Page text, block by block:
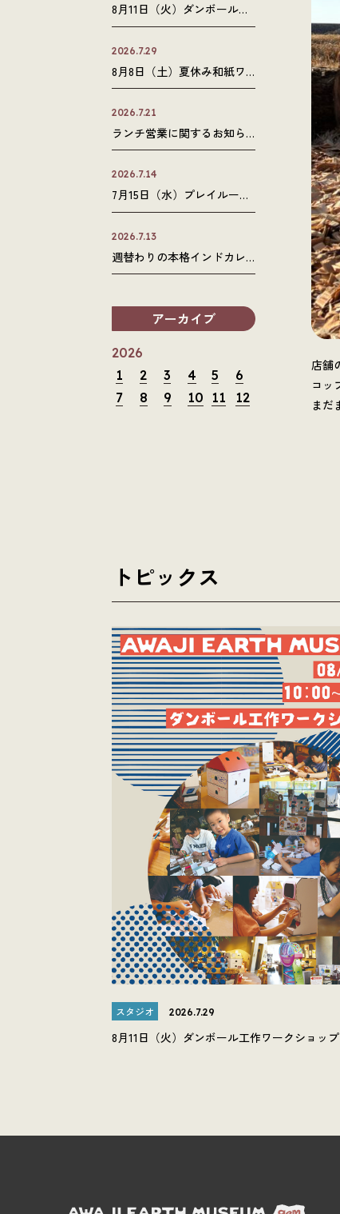
店舗
コッ
まだ
8月11日（火）ダンボール工
作ワークショップを開催し
ます。
2026.7.29
8月8日（土）夏休み和紙ワ
ークショップを開催しま
す。
2026.7.21
ランチ営業に関するお知ら
せ
2026.7.14
7月15日（水）プレイルーム
メンテナンスのお知らせ
2026.7.13
週替わりの本格インドカレ
ーで「揚げナン」はじめま
アーカイブ
2026
1
2 3 4 5
6
7
8 9 10 11 12
トピックス
スタジオ 2026.7.29
8月11日（火）ダンボール工作ワークショッ